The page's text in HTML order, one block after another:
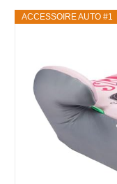
ACCESSOIRE AUTO #1